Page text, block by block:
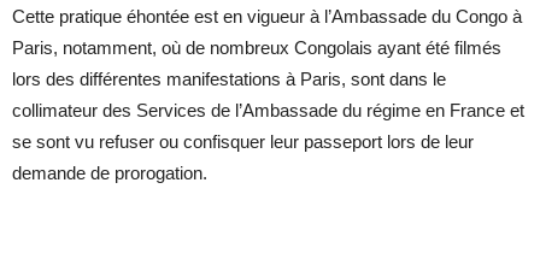
Cette pratique éhontée est en vigueur à l’Ambassade du Congo à
Paris, notamment, où de nombreux Congolais ayant été filmés
lors des différentes manifestations à Paris, sont dans le
collimateur des Services de l’Ambassade du régime en France et
se sont vu refuser ou confisquer leur passeport lors de leur
demande de prorogation.